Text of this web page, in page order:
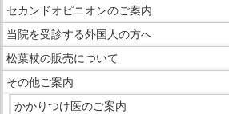
セカンドオピニオンのご案内
当院を受診する外国人の方へ
松葉杖の販売について
その他ご案内
かかりつけ医のご案内